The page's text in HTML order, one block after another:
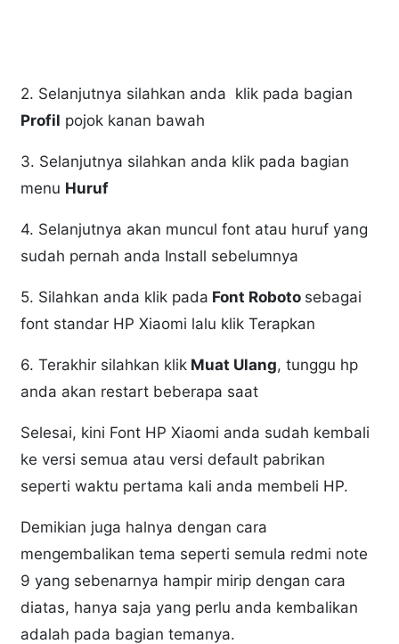
2. Selanjutnya silahkan anda klik pada bagian
Profil pojok kanan bawah
3. Selanjutnya silahkan anda klik pada bagian
menu Huruf
4. Selanjutnya akan muncul font atau huruf yang
sudah pernah anda Install sebelumnya
5. Silahkan anda klik pada Font Roboto sebagai
font standar HP Xiaomi lalu klik Terapkan
6. Terakhir silahkan klik Muat Ulang, tunggu hp
anda akan restart beberapa saat
Selesai, kini Font HP Xiaomi anda sudah kembali
ke versi semua atau versi default pabrikan
seperti waktu pertama kali anda membeli HP.
Demikian juga halnya dengan cara
mengembalikan tema seperti semula redmi note
9 yang sebenarnya hampir mirip dengan cara
diatas, hanya saja yang perlu anda kembalikan
adalah pada bagian temanya.